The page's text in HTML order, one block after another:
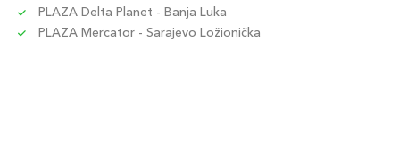
PLAZA Delta Planet - Banja Luka
PLAZA Mercator - Sarajevo Ložionička